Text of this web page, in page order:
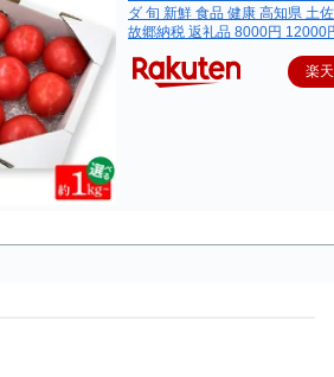
ダ 旬 新鮮 食品 健康 高知県 土
故郷納税 返礼品 8000円 12000
楽